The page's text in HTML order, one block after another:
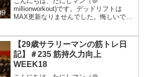
millionworkout)です。デッドリフトは
MAX更新なりませんでした。悔しいで
ムが良くなってきたような気がします。
蒸し暑い日が続くの...
【29歳サラリーマンの筋トレ日
記】＃235 筋持久力向上
WEEK18